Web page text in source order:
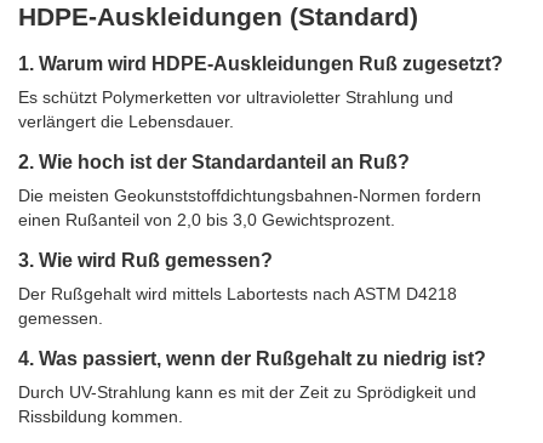
HDPE-Auskleidungen (Standard)
1. Warum wird HDPE-Auskleidungen Ruß zugesetzt?
Es schützt Polymerketten vor ultravioletter Strahlung und
verlängert die Lebensdauer.
2. Wie hoch ist der Standardanteil an Ruß?
Die meisten Geokunststoffdichtungsbahnen-Normen fordern
einen Rußanteil von 2,0 bis 3,0 Gewichtsprozent.
3. Wie wird Ruß gemessen?
Der Rußgehalt wird mittels Labortests nach ASTM D4218
gemessen.
4. Was passiert, wenn der Rußgehalt zu niedrig ist?
Durch UV-Strahlung kann es mit der Zeit zu Sprödigkeit und
Rissbildung kommen.